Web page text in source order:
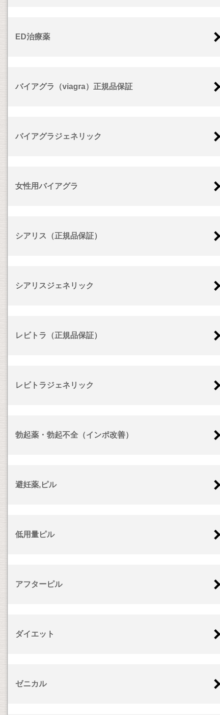
ED治療薬
バイアグラ（viagra）正規品保証
バイアグラジェネリック
女性用バイアグラ
シアリス（正規品保証）
シアリスジェネリック
レビトラ（正規品保証）
レビトラジェネリック
勃起薬・勃起不全（インポ改善）
避妊薬,ピル
低用量ピル
アフターピル
ダイエット
ゼニカル